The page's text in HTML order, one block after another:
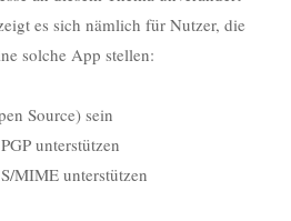
es sich nämlich für Nutzer, die
solche App stellen:
Source) sein
unterstützen
MIME unterstützen